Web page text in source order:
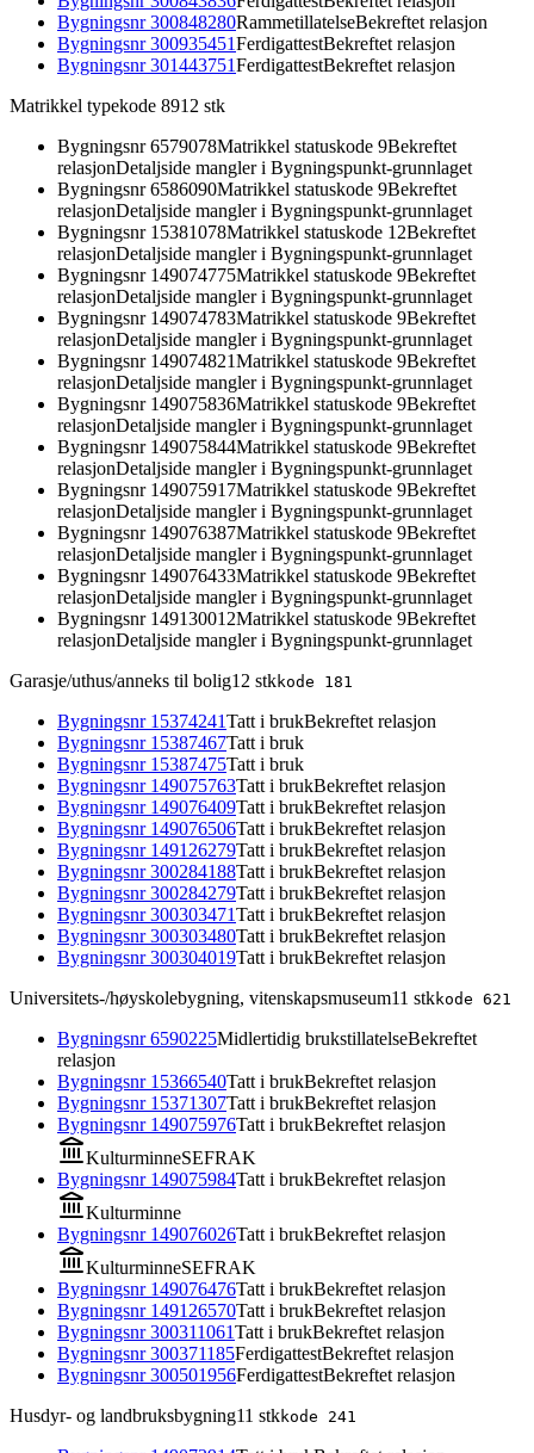
Bygningsnr300848280RammetillatelseBekreftet relasjon
Bygningsnr300935451FerdigattestBekreftet relasjon
Bygningsnr301443751FerdigattestBekreftet relasjon
Matrikkel typekode 8912 stk
Bygningsnr6579078Matrikkel statuskode 9Bekreftet
relasjonDetaljside mangler i Bygningspunkt-grunnlaget
Bygningsnr6586090Matrikkel statuskode 9Bekreftet
relasjonDetaljside mangler i Bygningspunkt-grunnlaget
Bygningsnr 15381078Matrikkel statuskode 12Bekreftet
relasjonDetaljside mangler i Bygningspunkt-grunnlaget
Bygningsnr 149074775Matrikkel statuskode 9Bekreftet
relasjonDetaljside mangler i Bygningspunkt-grunnlaget
Bygningsnr 149074783Matrikkel statuskode 9Bekreftet
relasjonDetaljside mangler i Bygningspunkt-grunnlaget
Bygningsnr 149074821Matrikkel statuskode 9Bekreftet
relasjonDetaljside mangler i Bygningspunkt-grunnlaget
Bygningsnr 149075836Matrikkel statuskode 9Bekreftet
relasjonDetaljside mangler i Bygningspunkt-grunnlaget
Bygningsnr 149075844Matrikkel statuskode 9Bekreftet
relasjonDetaljside mangler i Bygningspunkt-grunnlaget
Bygningsnr 149075917Matrikkel statuskode 9Bekreftet
relasjonDetaljside mangler i Bygningspunkt-grunnlaget
Bygningsnr 149076387Matrikkel statuskode 9Bekreftet
relasjonDetaljside mangler i Bygningspunkt-grunnlaget
Bygningsnr 149076433Matrikkel statuskode 9Bekreftet
relasjonDetaljside mangler i Bygningspunkt-grunnlaget
Bygningsnr 149130012Matrikkel statuskode 9Bekreftet
relasjonDetaljside mangler i Bygningspunkt-grunnlaget
Garasje/uthus/anneks til bolig12 stkkode 181
Bygningsnr 15374241Tatt i brukBekreftet relasjon
Bygningsnr 15387467Tatt i bruk
Bygningsnr 15387475Tatt i bruk
Bygningsnr 149075763Tatt i brukBekreftet relasjon
Bygningsnr 149076409Tatt i brukBekreftet relasjon
Bygningsnr 149076506Tatt i brukBekreftet relasjon
Bygningsnr 149126279Tatt i brukBekreftet relasjon
Bygningsnr300284188Tatt i brukBekreftet relasjon
Bygningsnr300284279Tatt i brukBekreftet relasjon
Bygningsnr300303471Tatt i brukBekreftet relasjon
Bygningsnr300303480Tatt i brukBekreftet relasjon
Bygningsnr300304019Tatt i brukBekreftet relasjon
Universitets-/høyskolebygning, vitenskapsmuseum11 stkkode 621
Bygningsnr6590225Midlertidig brukstillatelseBekreftet
relasjon
Bygningsnr 15366540Tatt i brukBekreftet relasjon
Bygningsnr 15371307Tatt i brukBekreftet relasjon
Bygningsnr 149075976Tatt i brukBekreftet relasjon
KulturminneSEFRAK
Bygningsnr 149075984Tatt i brukBekreftet relasjon
Kulturminne
Bygningsnr 149076026Tatt i brukBekreftet relasjon
KulturminneSEFRAK
Bygningsnr 149076476Tatt i brukBekreftet relasjon
Bygningsnr 149126570Tatt i brukBekreftet relasjon
Bygningsnr300311061Tatt i brukBekreftet relasjon
Bygningsnr300371185FerdigattestBekreftet relasjon
Bygningsnr300501956FerdigattestBekreftet relasjon
Husdyr- og landbruksbygning11 stkkode 241